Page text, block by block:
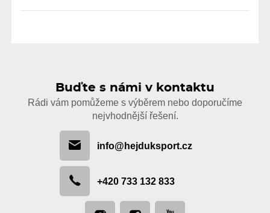
Buďte s námi v kontaktu
Rádi vám pomůžeme s výběrem nebo doporučíme
nejvhodnější řešení.
info@hejduksport.cz
+420 733 132 833